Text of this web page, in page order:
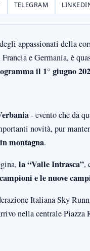
TELEGRAM
appassionati della
e Germania, è
il 1° giugno
- evento che da
novità, pur
montagna.
la “Valle Intrasca”,
e le nuove
Italiana Sky
nella centrale Piazza